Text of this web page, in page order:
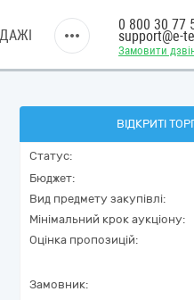
Замовити
0 800 30 77
support@e-
ВІДКРИТІ
Статус:
Бюджет:
Вид предмету закупівлі:
Мінімальний крок аукціону:
Оцінка пропозицій:
Замовник: